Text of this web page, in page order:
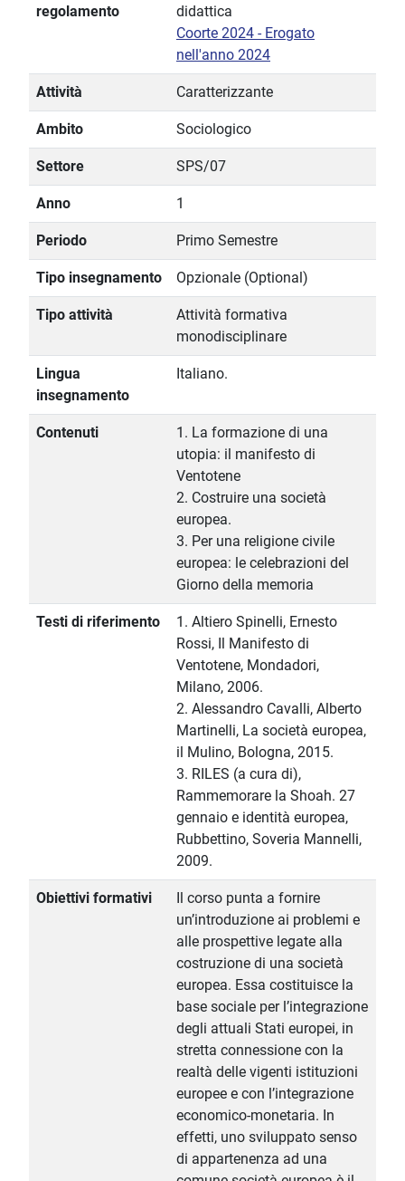
regolamento
didattica
Coorte 2024 - Erogato
nell'anno 2024
Attività Caratterizzante
Ambito Sociologico
Settore SPS/07
Anno 1
Periodo Primo Semestre
Tipo insegnamento Opzionale (Optional)
Tipo attività
Attività formativa
monodisciplinare
Lingua
insegnamento
Italiano.
Contenuti
1. La formazione di una
utopia: il manifesto di
Ventotene
2. Costruire una società
europea.
3. Per una religione civile
europea: le celebrazioni del
Giorno della memoria
Testi di riferimento
1. Altiero Spinelli, Ernesto
Rossi, Il Manifesto di
Ventotene, Mondadori,
Milano, 2006.
2. Alessandro Cavalli, Alberto
Martinelli, La società europea,
il Mulino, Bologna, 2015.
3. RILES (a cura di),
Rammemorare la Shoah. 27
gennaio e identità europea,
Rubbettino, Soveria Mannelli,
2009.
Obiettivi formativi
Il corso punta a fornire
un’introduzione ai problemi e
alle prospettive legate alla
costruzione di una società
europea. Essa costituisce la
base sociale per l’integrazione
degli attuali Stati europei, in
stretta connessione con la
realtà delle vigenti istituzioni
europee e con l’integrazione
economico-monetaria. In
effetti, uno sviluppato senso
di appartenenza ad una